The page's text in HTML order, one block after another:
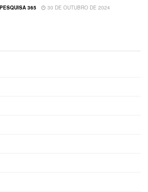
PESQUISA 365 30 DE OUTUBRO DE 2024